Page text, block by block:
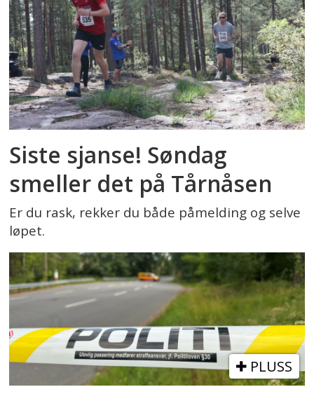
Siste sjanse! Søndag
smeller det på Tårnåsen
Er du rask, rekker du både påmelding og selve
løpet.
PLUSS